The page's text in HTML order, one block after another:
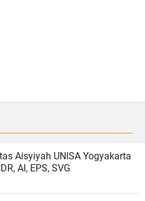
Aisyiyah UNISA Yogyakarta
AI, EPS, SVG